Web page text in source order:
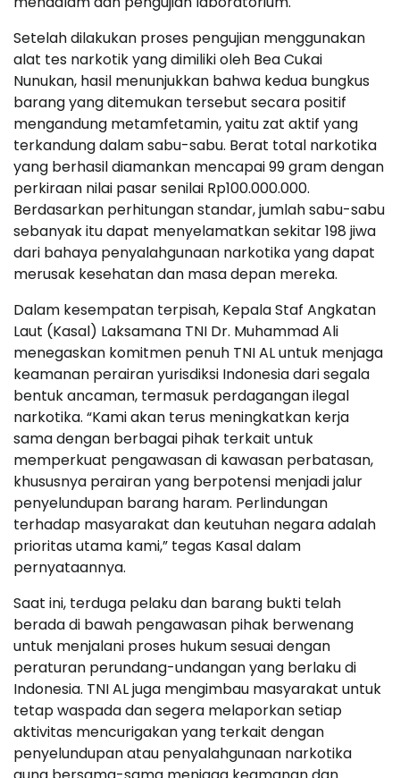
Setelah dilakukan proses pengujian menggunakan
alat tes narkotik yang dimiliki oleh Bea Cukai
Nunukan, hasil menunjukkan bahwa kedua bungkus
barang yang ditemukan tersebut secara positif
mengandung metamfetamin, yaitu zat aktif yang
terkandung dalam sabu-sabu. Berat total narkotika
yang berhasil diamankan mencapai 99 gram dengan
perkiraan nilai pasar senilai Rp100.000.000.
Berdasarkan perhitungan standar, jumlah sabu-sabu
sebanyak itu dapat menyelamatkan sekitar 198 jiwa
dari bahaya penyalahgunaan narkotika yang dapat
merusak kesehatan dan masa depan mereka.
Dalam kesempatan terpisah, Kepala Staf Angkatan
Laut (Kasal) Laksamana TNI Dr. Muhammad Ali
menegaskan komitmen penuh TNI AL untuk menjaga
keamanan perairan yurisdiksi Indonesia dari segala
bentuk ancaman, termasuk perdagangan ilegal
narkotika. “Kami akan terus meningkatkan kerja
sama dengan berbagai pihak terkait untuk
memperkuat pengawasan di kawasan perbatasan,
khususnya perairan yang berpotensi menjadi jalur
penyelundupan barang haram. Perlindungan
terhadap masyarakat dan keutuhan negara adalah
prioritas utama kami,” tegas Kasal dalam
pernyataannya.
Saat ini, terduga pelaku dan barang bukti telah
berada di bawah pengawasan pihak berwenang
untuk menjalani proses hukum sesuai dengan
peraturan perundang-undangan yang berlaku di
Indonesia. TNI AL juga mengimbau masyarakat untuk
tetap waspada dan segera melaporkan setiap
aktivitas mencurigakan yang terkait dengan
penyelundupan atau penyalahgunaan narkotika